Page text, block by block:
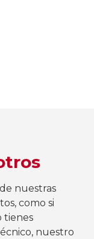
nuestras
como si
tienes
nuestro